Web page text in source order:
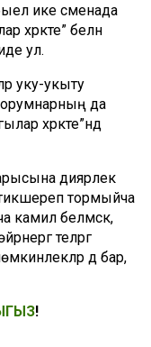
ике сменада
белән
ул.
уку-укыту
да
хәрәкәте”ндә
диярлек
тикшереп тормыйча
камил белмәскә,
теләргә
дә бар,
!